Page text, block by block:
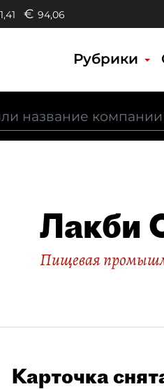
€ 94,06
Рубрики
Лакби
Пищевая
Карточка